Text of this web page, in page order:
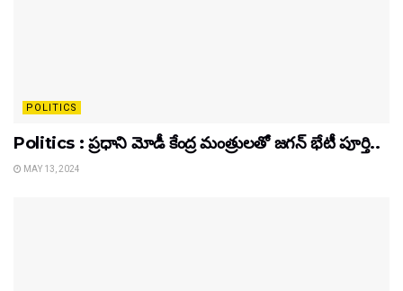
POLITICS
Politics : ప్రధాని మోడీ కేంద్ర మంత్రులతో జగన్ భేటీ పూర్తి..
MAY 13, 2024